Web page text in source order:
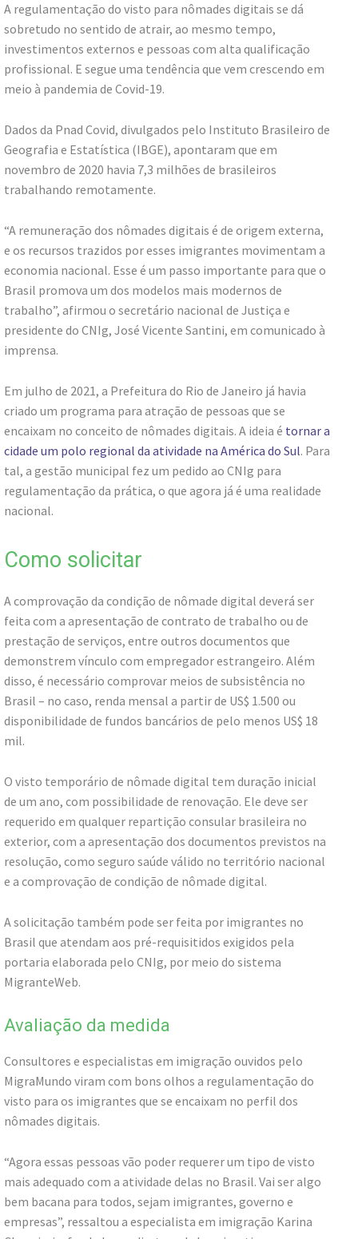
A regulamentação do visto para nômades digitais se dá
sobretudo no sentido de atrair, ao mesmo tempo,
investimentos externos e pessoas com alta qualificação
profissional. E segue uma tendência que vem crescendo em
meio à pandemia de Covid-19.
Dados da Pnad Covid, divulgados pelo Instituto Brasileiro de
Geografia e Estatística (IBGE), apontaram que em
novembro de 2020 havia 7,3 milhões de brasileiros
trabalhando remotamente.
“A remuneração dos nômades digitais é de origem externa,
e os recursos trazidos por esses imigrantes movimentam a
economia nacional. Esse é um passo importante para que o
Brasil promova um dos modelos mais modernos de
trabalho”, afirmou o secretário nacional de Justiça e
presidente do CNIg, José Vicente Santini, em comunicado à
imprensa.
Em julho de 2021, a Prefeitura do Rio de Janeiro já havia
criado um programa para atração de pessoas que se
encaixam no conceito de nômades digitais. A ideia é tornar a
cidade um polo regional da atividade na América do Sul. Para
tal, a gestão municipal fez um pedido ao CNIg para
regulamentação da prática, o que agora já é uma realidade
nacional.
Como solicitar
A comprovação da condição de nômade digital deverá ser
feita com a apresentação de contrato de trabalho ou de
prestação de serviços, entre outros documentos que
demonstrem vínculo com empregador estrangeiro. Além
disso, é necessário comprovar meios de subsistência no
Brasil – no caso, renda mensal a partir de US$ 1.500 ou
disponibilidade de fundos bancários de pelo menos US$ 18
mil.
O visto temporário de nômade digital tem duração inicial
de um ano, com possibilidade de renovação. Ele deve ser
requerido em qualquer repartição consular brasileira no
exterior, com a apresentação dos documentos previstos na
resolução, como seguro saúde válido no território nacional
e a comprovação de condição de nômade digital.
A solicitação também pode ser feita por imigrantes no
Brasil que atendam aos pré-requisitidos exigidos pela
portaria elaborada pelo CNIg, por meio do sistema
MigranteWeb.
Avaliação da medida
Consultores e especialistas em imigração ouvidos pelo
MigraMundo viram com bons olhos a regulamentação do
visto para os imigrantes que se encaixam no perfil dos
nômades digitais.
“Agora essas pessoas vão poder requerer um tipo de visto
mais adequado com a atividade delas no Brasil. Vai ser algo
bem bacana para todos, sejam imigrantes, governo e
empresas”, ressaltou a especialista em imigração Karina